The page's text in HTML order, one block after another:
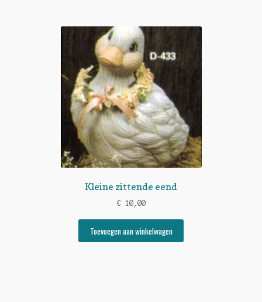
Kleine zittende eend
€ 10,00
Toevoegen aan winkelwagen